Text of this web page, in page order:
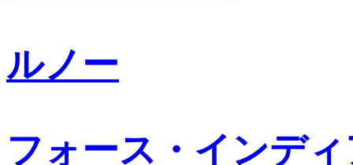
ルノー
フォース・インデ